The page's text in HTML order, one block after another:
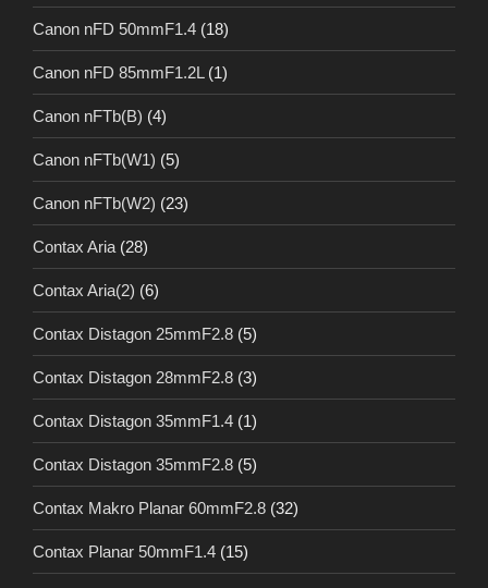
Canon nFD 50mmF1.4 (18)
Canon nFD 85mmF1.2L (1)
Canon nFTb(B) (4)
Canon nFTb(W1) (5)
Canon nFTb(W2) (23)
Contax Aria (28)
Contax Aria(2) (6)
Contax Distagon 25mmF2.8 (5)
Contax Distagon 28mmF2.8 (3)
Contax Distagon 35mmF1.4 (1)
Contax Distagon 35mmF2.8 (5)
Contax Makro Planar 60mmF2.8 (32)
Contax Planar 50mmF1.4 (15)